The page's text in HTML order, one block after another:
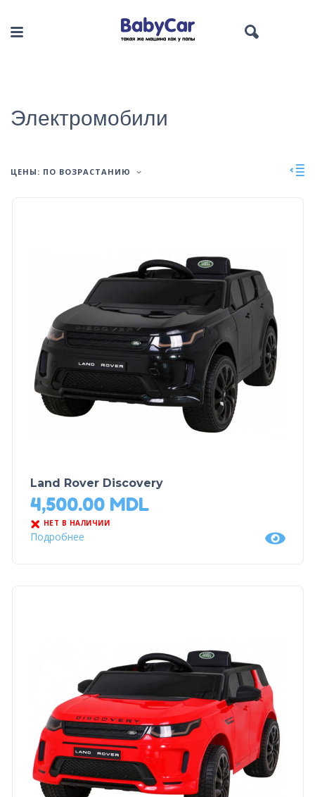
Электромобили
ЦЕНЫ: ПО ВОЗРАСТАНИЮ
Land Rover Discovery
4,500.00 MDL
НЕТ В НАЛИЧИИ
Подробнее